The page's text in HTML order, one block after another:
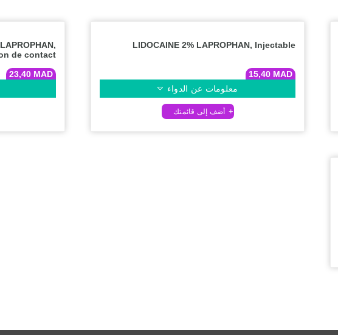
LIDOCAINE 2% LAPROPHAN, Injectable
15,40 MAD
معلومات عن الدواء
de contact
23,40 MAD